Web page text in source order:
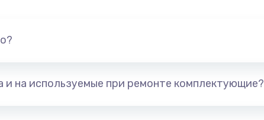
и на используемые при ремонте комплектующие?